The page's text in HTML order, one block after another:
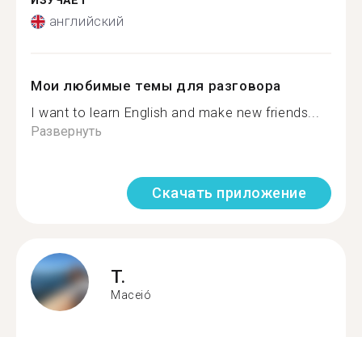
английский
Мои любимые темы для разговора
I want to learn English and make new friends...
Развернуть
Скачать приложение
T.
Maceió